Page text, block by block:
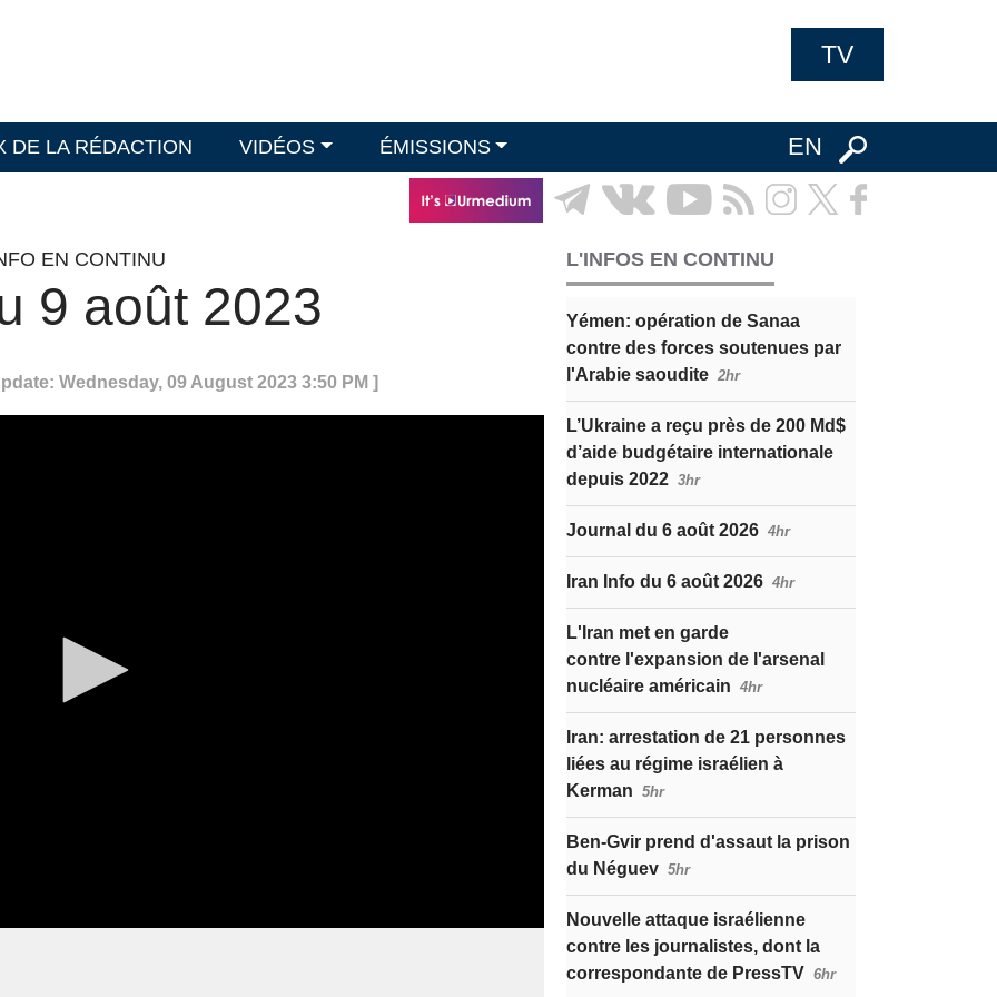
TV
DE LA RÉDACTION VIDÉOS ÉMISSIONS EN
EN CONTINU
9 août 2023
Wednesday, 09 August 2023 3:50 PM ]
L'INFOS EN CONTINU
Yémen: opération de Sanaa
contre des forces soutenues par
l'Arabie saoudite 2hr
L’Ukraine a reçu près de 200 Md$
d’aide budgétaire internationale
depuis 2022 3hr
Journal du 6 août 2026 4hr
Iran Info du 6 août 2026 4hr
L'Iran met en garde
contre l'expansion de l'arsenal
nucléaire américain 4hr
Iran: arrestation de 21 personnes
liées au régime israélien à
Kerman 5hr
Ben-Gvir prend d'assaut la prison
du Néguev 5hr
Nouvelle attaque israélienne
contre les journalistes, dont la
correspondante de PressTV 6hr